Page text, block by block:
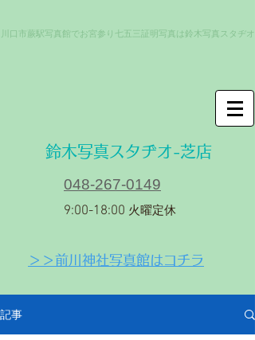
川口市蕨駅写真館でお宮参り七五三証明写真は鈴木写真スタヂオ
​鈴木写真スタヂオ-芝店
048-267-0149
9:00-18:00 火曜定休
＞＞前川神社写真館はコチラ
記事